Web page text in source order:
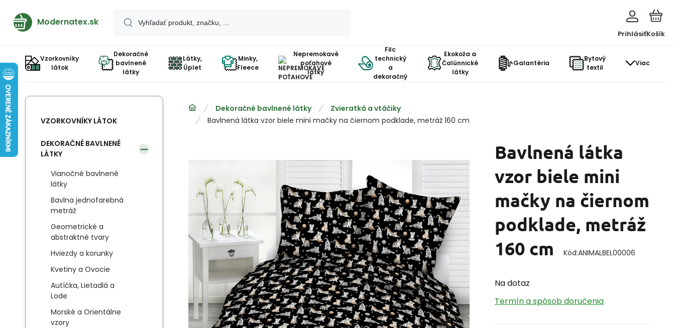
Modernatex.sk
PrihlásiťKošík
Vzorkovníky
látok
Dekoračné
bavlnené
látky
Látky,
Úplet
Minky,
Fleece
Nepremokavé
poťahové
látky
Filc
technický
a
dekoračný
Ekokoža a
Čalúnnické
látky
Galantéria
Bytový
textil
Viac
Dekoračné bavlnené látky
Zvieratká a vtáčiky
Bavlnená látka vzor biele mini mačky na čiernom podklade, metráž 160 cm
Bavlnená látka
vzor biele mini
mačky na čiernom
podklade, metráž
160 cm
Kód:ANIMALBEL00006
Na dotaz
Termín a spôsob doručenia
VZORKOVNÍKY LÁTOK
DEKORAČNÉ BAVLNENÉ
LÁTKY
Vianočné bavlnené
látky
Bavlna jednofarebná
metráž
Geometrické a
abstraktné tvary
Hviezdy a korunky
Kvetiny a Ovocie
Autíčka, Lietadlá a
Lode
Morské a Orientálne
vzory